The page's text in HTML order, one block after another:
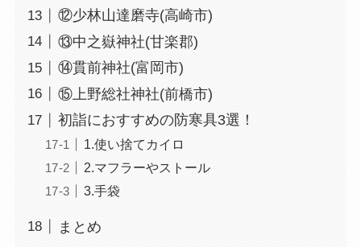
⑫少林山達磨寺(高崎市)
⑬中之嶽神社(甘楽郡)
⑭貫前神社(富岡市)
⑮上野総社神社(前橋市)
初詣におすすめの防寒具3選！
1.使い捨てカイロ
2.マフラーやストール
3.手袋
まとめ